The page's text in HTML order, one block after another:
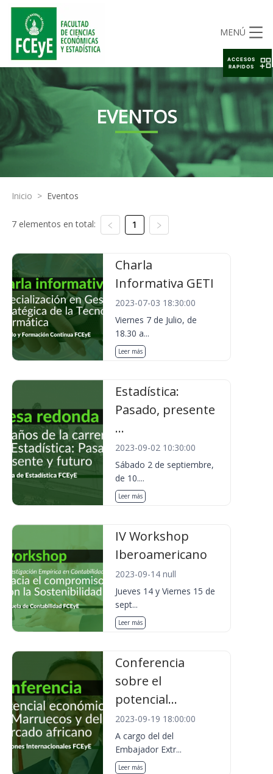
MENÚ
EVENTOS
Inicio > Eventos
7 elementos en total: 1
Charla
Informativa GETI
2023-07-03 18:30:00
Viernes 7 de Julio, de
18.30 a...
Leer más
Estadística:
Pasado, presente
...
2023-09-02 10:30:00
Sábado 2 de septiembre,
de 10....
Leer más
IV Workshop
Iberoamericano
2023-09-14 null
Jueves 14 y Viernes 15 de
sept...
Leer más
Conferencia
sobre el
potencial...
2023-09-19 18:00:00
A cargo del del
Embajador Extr...
Leer más
ACCESOS
RAPIDOS